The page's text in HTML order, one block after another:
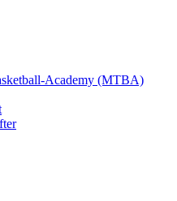
Academy (MTBA)